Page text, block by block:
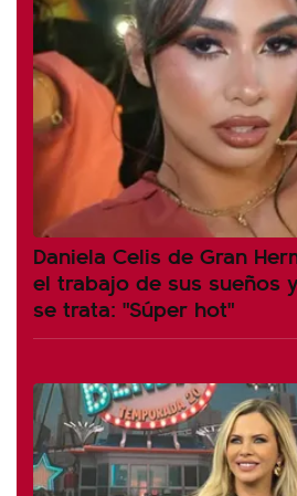
Daniela Celis de Gran
el trabajo de sus sueños
se trata: "Súper hot"